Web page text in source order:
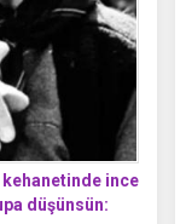
kehanetinde ince
düşünsün: